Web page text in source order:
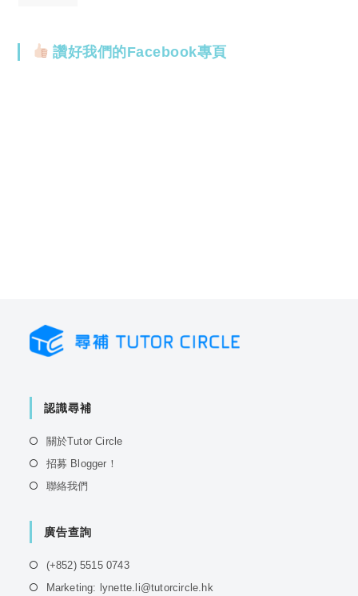
讚好我們的Facebook專頁
認識尋補
關於Tutor CircleOpens
招募 Blogger！
聯絡我們
new
廣告查詢
(+852) 5515 0743Opens
Marketing: lynette.li@tutorcircle.hkOpens